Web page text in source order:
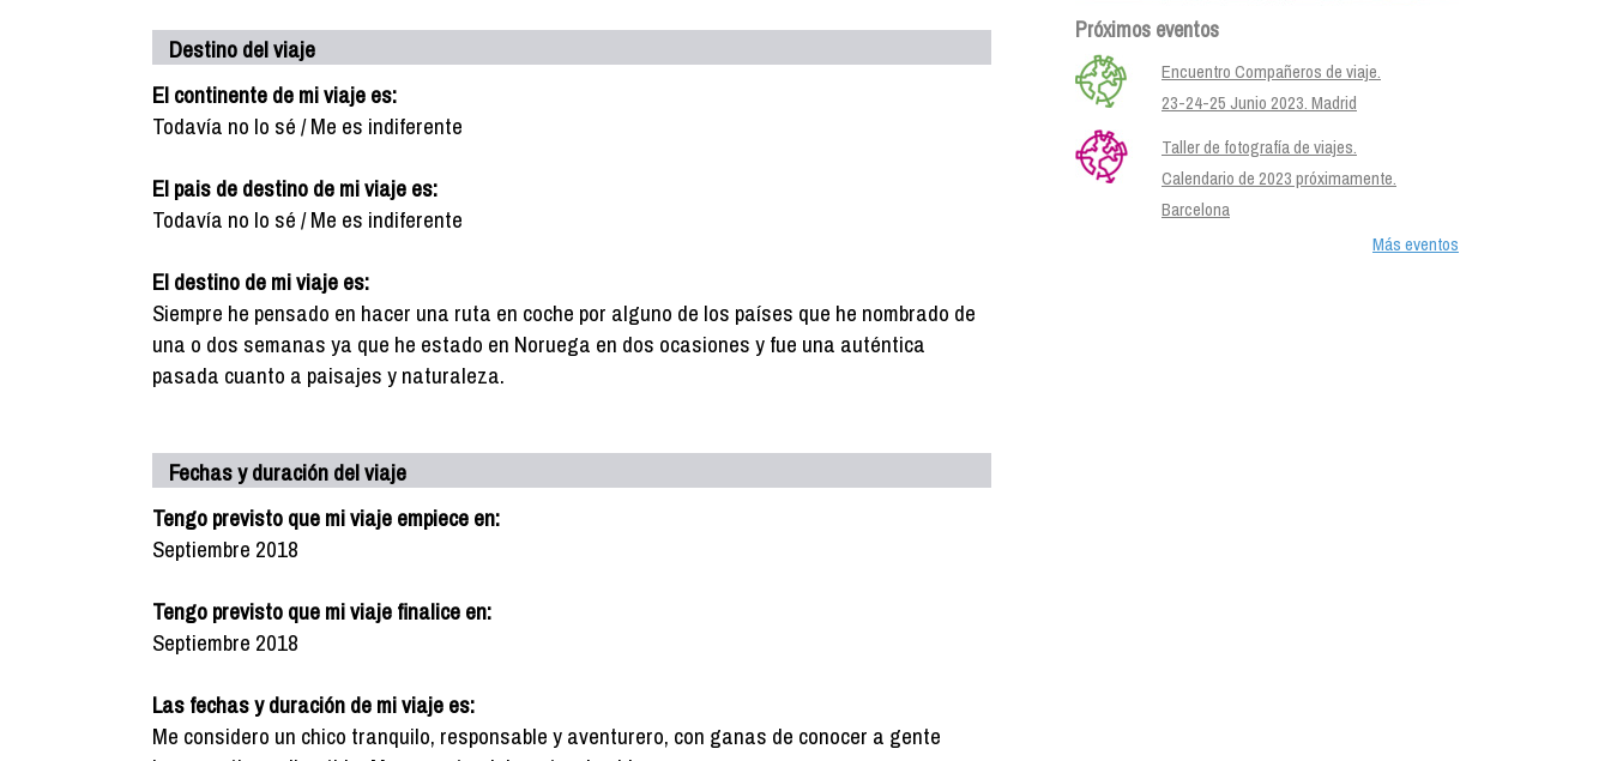
Destino del viaje
El continente de mi viaje es:
Todavía no lo sé / Me es indiferente
El pais de destino de mi viaje es:
Todavía no lo sé / Me es indiferente
El destino de mi viaje es:
Siempre he pensado en hacer una ruta en coche por alguno de los países que he nombrado de
una o dos semanas ya que he estado en Noruega en dos ocasiones y fue una auténtica
pasada cuanto a paisajes y naturaleza.
Fechas y duración del viaje
Tengo previsto que mi viaje empiece en:
Septiembre 2018
Tengo previsto que mi viaje finalice en:
Septiembre 2018
Las fechas y duración de mi viaje es:
Me considero un chico tranquilo, responsable y aventurero, con ganas de conocer a gente
Próximos eventos
Encuentro Compañeros de viaje.
23-24-25 Junio 2023. Madrid
Taller de fotografía de viajes.
Calendario de 2023 próximamente.
Barcelona
Más eventos